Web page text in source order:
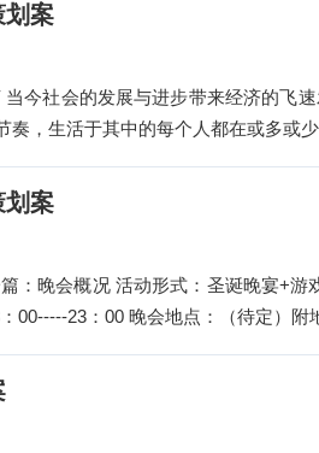
划案
今社会的发展与进步带来经济的飞
奏，生活于其中的每个人都在或多或少
划案
：晚会概况 活动形式：圣诞晚宴+
00-----23：00 晚会地点：（待定）附